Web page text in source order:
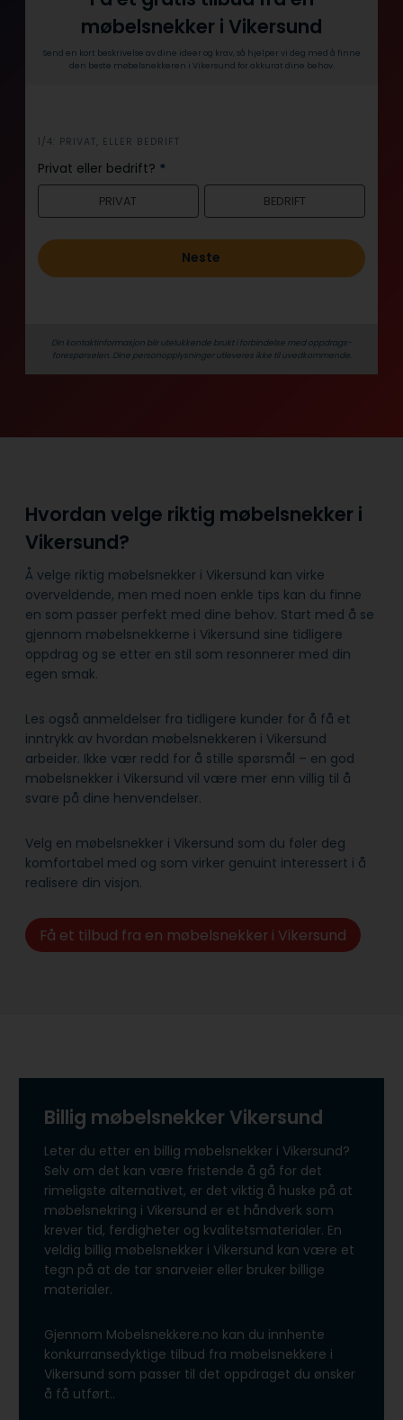
møbelsnekker i Vikersund
Send en kort beskrivelse av dine ideer og krav, så hjelper vi deg med å finne
den beste møbelsnekkeren i Vikersund for akkurat dine behov.
i
n
n
o
d
1/4: PRIVAT, ELLER BEDRIFT
Privat eller bedrift? *
PRIVAT BEDRIFT
Neste
Din kontaktinformasjon blir utelukkende brukt i forbindelse med oppdrags­
forespørselen. Dine person­­opplysninger utleveres ikke til uvedkommende.
Hvordan velge riktig møbelsnekker i
Vikersund?
Å velge riktig møbelsnekker i Vikersund kan virke
overveldende, men med noen enkle tips kan du finne
en som passer perfekt med dine behov. Start med å se
gjennom møbelsnekkerne i Vikersund sine tidligere
oppdrag og se etter en stil som resonnerer med din
egen smak.
Les også anmeldelser fra tidligere kunder for å få et
inntrykk av hvordan møbelsnekkeren i Vikersund
arbeider. Ikke vær redd for å stille spørsmål – en god
møbelsnekker i Vikersund vil være mer enn villig til å
svare på dine henvendelser.
Velg en møbelsnekker i Vikersund som du føler deg
komfortabel med og som virker genuint interessert i å
realisere din visjon.
Få et tilbud fra en møbelsnekker i Vikersund
Billig møbelsnekker Vikersund
Leter du etter en billig møbelsnekker i Vikersund?
Selv om det kan være fristende å gå for det
rimeligste alternativet, er det viktig å huske på at
møbelsnekring i Vikersund er et håndverk som
krever tid, ferdigheter og kvalitetsmaterialer. En
veldig billig møbelsnekker i Vikersund kan være et
tegn på at de tar snarveier eller bruker billige
materialer.
Gjennom Mobelsnekkere.no kan du innhente
konkurransedyktige tilbud fra møbelsnekkere i
Vikersund som passer til det oppdraget du ønsker
å få utført..